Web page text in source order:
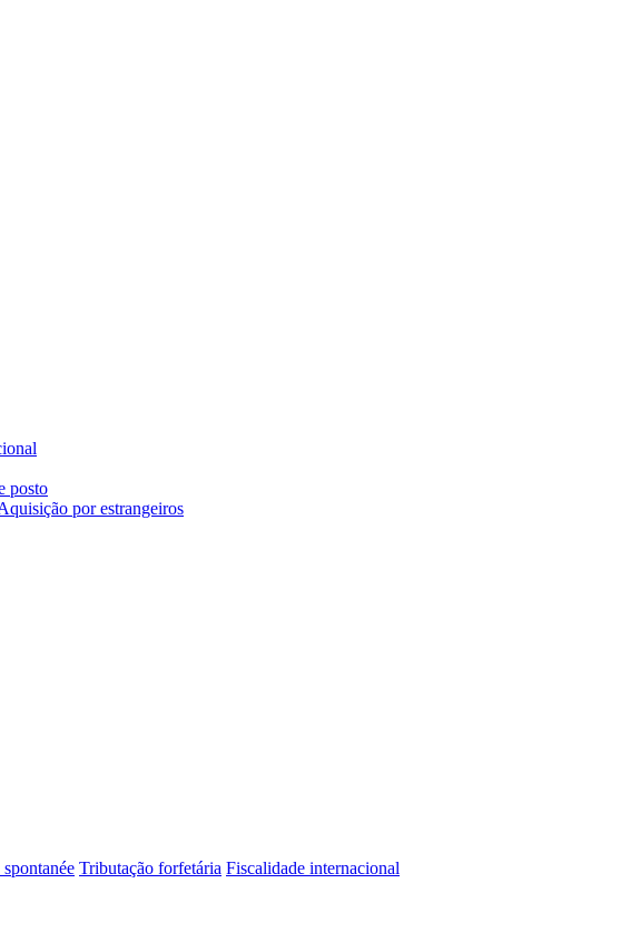
posto
por estrangeiros
Tributação forfetária Fiscalidade internacional